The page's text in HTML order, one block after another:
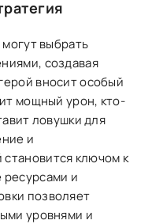
выбрать
создавая
вносит особый
мощный урон, кто-
ловушки для
и
ключом к
и
позволяет
уровнями и